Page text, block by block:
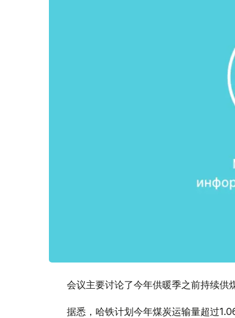
会议主要讨论了今年供暖季之前持续供
据悉，哈铁计划今年煤炭运输量超过